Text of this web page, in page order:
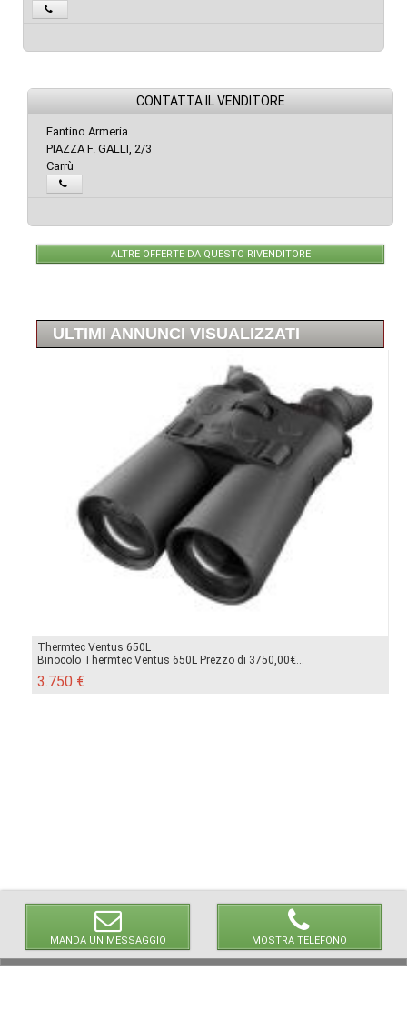
MANDA UN MESSAGGIO MOSTRA TELEFONO
CONTATTA IL VENDITORE
Fantino Armeria
PIAZZA F. GALLI, 2/3
Carrù
ALTRE OFFERTE DA QUESTO RIVENDITORE
ULTIMI ANNUNCI VISUALIZZATI
Thermtec Ventus 650L
Binocolo Thermtec Ventus 650L Prezzo di 3750,00€...
3.750 €